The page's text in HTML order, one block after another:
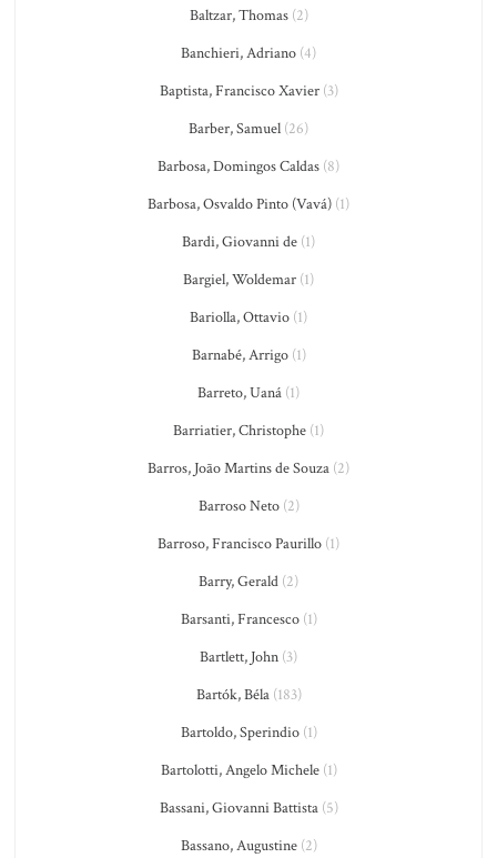
Baltzar, Thomas(2)
Banchieri, Adriano (4)
Baptista, Francisco Xavier(3)
Barber, Samuel (26)
Barbosa, Domingos Caldas (8)
Barbosa, Osvaldo Pinto (Vavá) (1)
Bardi, Giovanni de (1)
Bargiel, Woldemar (1)
Bariolla, Ottavio (1)
Barnabé, Arrigo(1)
Barreto, Uaná (1)
Barriatier, Christophe (1)
Barros, João Martins de Souza (2)
Barroso Neto(2)
Barroso, Francisco Paurillo (1)
Barry, Gerald (2)
Barsanti, Francesco(1)
Bartlett, John (3)
Bartók, Béla(183)
Bartoldo, Sperindio(1)
Bartolotti, Angelo Michele(1)
Bassani, Giovanni Battista(5)
Bassano, Augustine(2)